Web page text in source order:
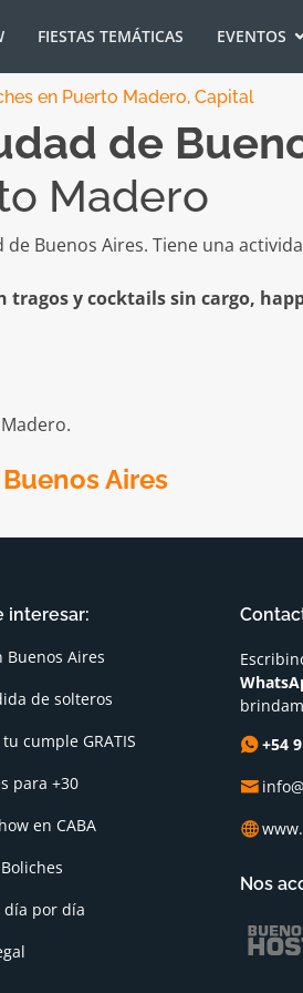
FIESTAS TEMÁTICAS EVENTOS
en Puerto Madero, Capital
de
Madero
Buenos Aires. Tiene una
tragos y cocktails sin cargo,
Aires
interesar:
Buenos Aires
de solteros
cumple GRATIS
para +30
en CABA
día por día
+54
Nos